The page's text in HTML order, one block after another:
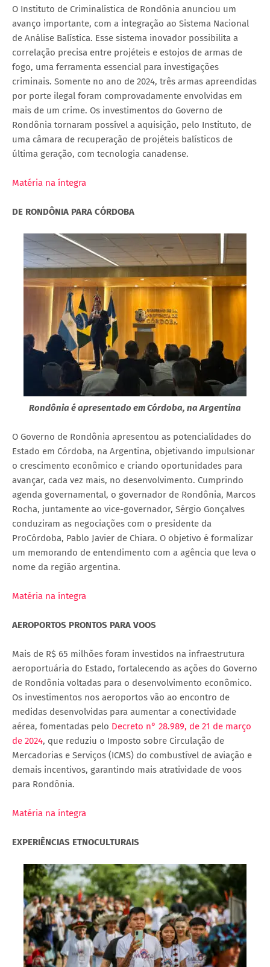
O Instituto de Criminalística de Rondônia anunciou um
avanço importante, com a integração ao Sistema Nacional
de Análise Balística. Esse sistema inovador possibilita a
correlação precisa entre projéteis e estojos de armas de
fogo, uma ferramenta essencial para investigações
criminais. Somente no ano de 2024, três armas apreendidas
por porte ilegal foram comprovadamente envolvidas em
mais de um crime. Os investimentos do Governo de
Rondônia tornaram possível a aquisição, pelo Instituto, de
uma câmara de recuperação de projéteis balísticos de
última geração, com tecnologia canadense.
Matéria na íntegra
DE RONDÔNIA PARA CÓRDOBA
Rondônia é apresentado em Córdoba, na Argentina
O Governo de Rondônia apresentou as potencialidades do
Estado em Córdoba, na Argentina, objetivando impulsionar
o crescimento econômico e criando oportunidades para
avançar, cada vez mais, no desenvolvimento. Cumprindo
agenda governamental, o governador de Rondônia, Marcos
Rocha, juntamente ao vice-governador, Sérgio Gonçalves
conduziram as negociações com o presidente da
ProCórdoba, Pablo Javier de Chiara. O objetivo é formalizar
um memorando de entendimento com a agência que leva o
nome da região argentina.
Matéria na íntegra
AEROPORTOS PRONTOS PARA VOOS
Mais de R$ 65 milhões foram investidos na infraestrutura
aeroportuária do Estado, fortalecendo as ações do Governo
de Rondônia voltadas para o desenvolvimento econômico.
Os investimentos nos aeroportos vão ao encontro de
medidas desenvolvidas para aumentar a conectividade
aérea, fomentadas pelo Decreto n° 28.989, de 21 de março
de 2024, que reduziu o Imposto sobre Circulação de
Mercadorias e Serviços (ICMS) do combustível de aviação e
demais incentivos, garantindo mais atratividade de voos
para Rondônia.
Matéria na íntegra
EXPERIÊNCIAS ETNOCULTURAIS